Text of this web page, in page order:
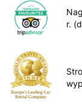
r.